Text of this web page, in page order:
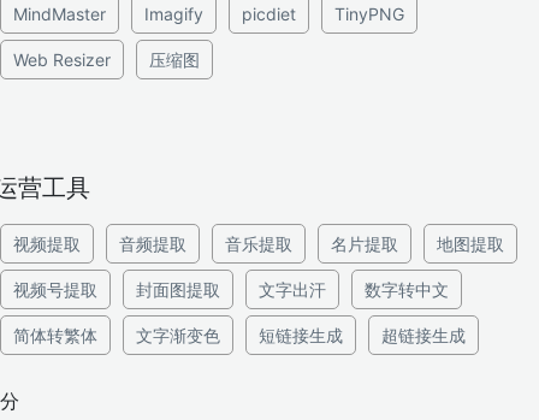
MindMaster Imagify picdiet TinyPNG
Web Resizer 压缩图
营工具
视频提取 音频提取 音乐提取 名片提取 地图提取
视频号提取 封面图提取 文字出汗 数字转中文
简体转繁体 文字渐变色 短链接生成 超链接生成
分